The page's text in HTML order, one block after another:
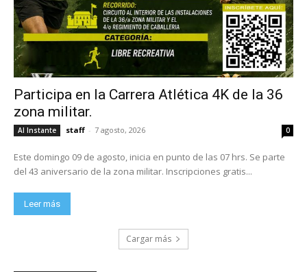
Participa en la Carrera Atlética 4K de la 36
zona militar.
Al Instante staff - 7 agosto, 2026 0
Este domingo 09 de agosto, inicia en punto de las 07 hrs. Se parte
del 43 aniversario de la zona militar. Inscripciones gratis...
Leer más
Cargar más